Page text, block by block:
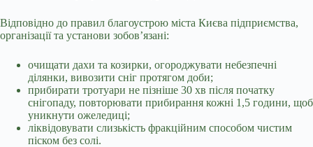
Відповідно до правил благоустрою міста Києва підприємства,
організації та установи зобов’язані:
очищати дахи та козирки, огороджувати небезпечні
ділянки, вивозити сніг протягом доби;
прибирати тротуари не пізніше 30 хв після початку
снігопаду, повторювати прибирання кожні 1,5 години, щоб
уникнути ожеледиці;
ліквідовувати слизькість фракційним способом чистим
піском без солі.